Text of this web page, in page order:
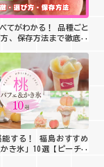
てがわかる！ 品種ごと
、保存方法まで徹底解
能する！ 福島おすすめ
かき氷」10選【ピーチホ